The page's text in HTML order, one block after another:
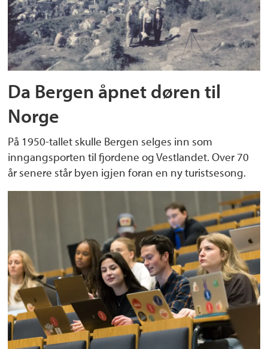
Da Bergen åpnet døren til
Norge
På 1950-tallet skulle Bergen selges inn som
inngangsporten til fjordene og Vestlandet. Over 70
år senere står byen igjen foran en ny turistsesong.